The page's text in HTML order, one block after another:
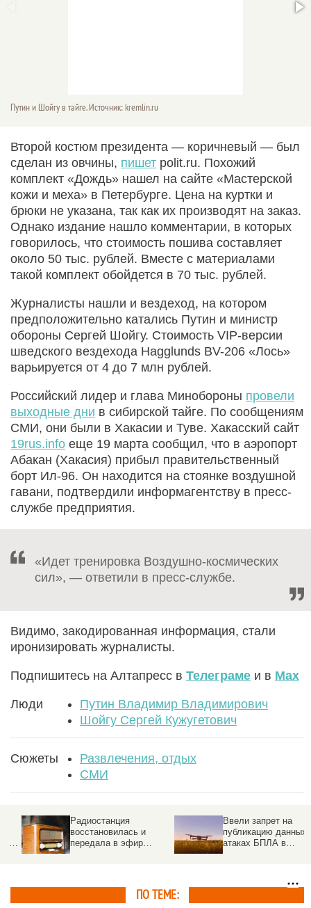
Путин и Шойгу в тайге. Источник: kremlin.ru
Второй костюм президента — коричневый — был
сделан из овчины, пишет polit.ru. Похожий
комплект «Дождь» нашел на сайте «Мастерской
кожи и меха» в Петербурге. Цена на куртки и
брюки не указана, так как их производят на заказ.
Однако издание нашло комментарии, в которых
говорилось, что стоимость пошива составляет
около 50 тыс. рублей. Вместе с материалами
такой комплект обойдется в 70 тыс. рублей.
Журналисты нашли и вездеход, на котором
предположительно катались Путин и министр
обороны Сергей Шойгу. Стоимость VIP-версии
шведского вездехода Hagglunds BV-206 «Лось»
варьируется от 4 до 7 млн рублей.
Российский лидер и глава Минобороны провели
выходные дни в сибирской тайге. По сообщениям
СМИ, они были в Хакасии и Туве. Хакасский сайт
19rus.info еще 19 марта сообщил, что в аэропорт
Абакан (Хакасия) прибыл правительственный
борт Ил-96. Он находится на стоянке воздушной
гавани, подтвердили информагентству в пресс-
службе предприятия.
«Идет тренировка Воздушно-космических
сил», — ответили в пресс-службе.
Видимо, закодированная информация, стали
иронизировать журналисты.
Подпишитесь на Алтапресс в Телеграме и в Max
Люди
Путин Владимир Владимирович
Шойгу Сергей Кужугетович
Сюжеты
Развлечения, отдых
СМИ
Радиостанция
восстановилась и
передала в эфир
кодированные
Ввели запрет на
публикацию данных об
атаках БПЛА в
российском регионе
ПО ТЕМЕ: